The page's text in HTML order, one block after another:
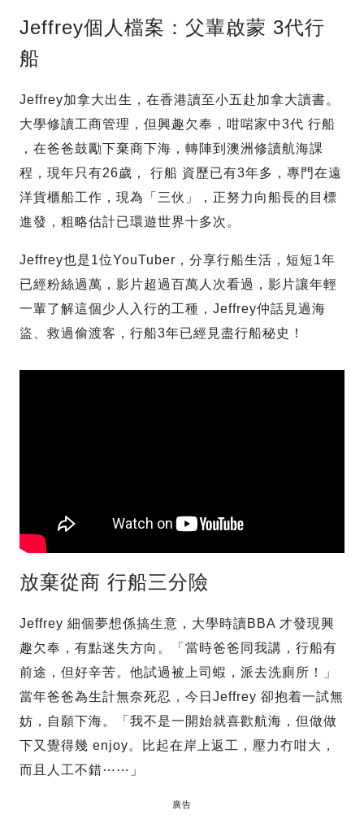
Jeffrey個人檔案：父輩啟蒙 3代行
船
Jeffrey加拿大出生，在香港讀至小五赴加拿大讀書。
大學修讀工商管理，但興趣欠奉，咁啱家中3代 行船
，在爸爸鼓勵下棄商下海，轉陣到澳洲修讀航海課
程，現年只有26歲， 行船 資歷已有3年多，專門在遠
洋貨櫃船工作，現為「三伙」，正努力向船長的目標
進發，粗略估計已環遊世界十多次。
Jeffrey也是1位YouTuber，分享行船生活，短短1年
已經粉絲過萬，影片超過百萬人次看過，影片讓年輕
一輩了解這個少人入行的工種，Jeffrey仲話見過海
盜、救過偷渡客，行船3年已經見盡行船秘史！
放棄從商 行船三分險
Jeffrey 細個夢想係搞生意，大學時讀BBA 才發現興
趣欠奉，有點迷失方向。「當時爸爸同我講，行船有
前途，但好辛苦。他試過被上司蝦，派去洗廁所！」
當年爸爸為生計無奈死忍，今日Jeffrey 卻抱着一試無
妨，自願下海。「我不是一開始就喜歡航海，但做做
下又覺得幾 enjoy。比起在岸上返工，壓力冇咁大，
而且人工不錯⋯⋯」
廣告